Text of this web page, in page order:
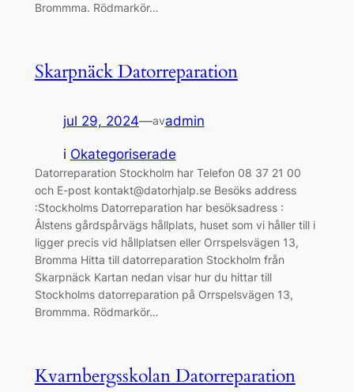
Brommma. Rödmarkör…
Skarpnäck Datorreparation
jul 29, 2024—avadmin
i Okategoriserade
Datorreparation Stockholm har Telefon 08 37 21 00
och E-post kontakt@datorhjalp.se Besöks address
:Stockholms Datorreparation har besöksadress :
Ålstens gårdspårvägs hållplats, huset som vi håller till i
ligger precis vid hållplatsen eller Orrspelsvägen 13,
Bromma Hitta till datorreparation Stockholm från
Skarpnäck Kartan nedan visar hur du hittar till
Stockholms datorreparation på Orrspelsvägen 13,
Brommma. Rödmarkör…
Kvarnbergsskolan Datorreparation